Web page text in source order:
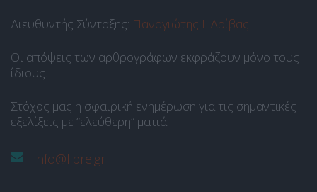
Διευθυντής Σύνταξης: Παναγιώτης Ι. Δρίβας.
Οι απόψεις των αρθρογράφων εκφράζουν μόνο τους
ίδιους.
Στόχος μας η σφαιρική ενημέρωση για τις σημαντικές
εξελίξεις με “ελεύθερη” ματιά.
info@libre.gr